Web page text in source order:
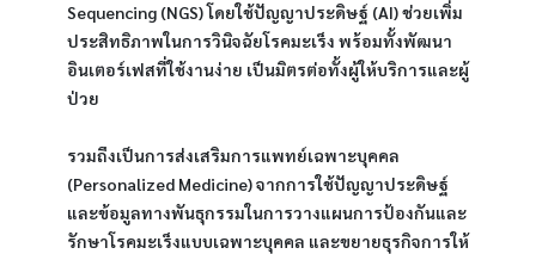
Sequencing (NGS) โดยใช้ปัญญาประดิษฐ์ (AI) ช่วยเพิ่ม
ประสิทธิภาพในการวินิจฉัยโรคมะเร็ง พร้อมทั้งพัฒนา
อินเตอร์เฟสที่ใช้งานง่าย เป็นมิตรต่อทั้งผู้ให้บริการและผู้
ป่วย
รวมถึงเป็นการส่งเสริมการแพทย์เฉพาะบุคคล
(Personalized Medicine) จากการใช้ปัญญาประดิษฐ์
และข้อมูลทางพันธุกรรมในการวางแผนการป้องกันและ
รักษาโรคมะเร็งแบบเฉพาะบุคคล และขยายธุรกิจการให้